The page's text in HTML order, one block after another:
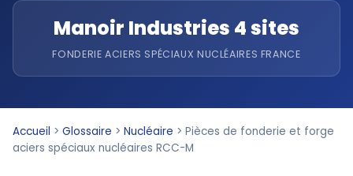
Manoir Industries 4 sites
FONDERIE ACIERS SPÉCIAUX NUCLÉAIRES FRANCE
Accueil > Glossaire > Nucléaire > Pièces de fonderie et forge
aciers spéciaux nucléaires RCC-M